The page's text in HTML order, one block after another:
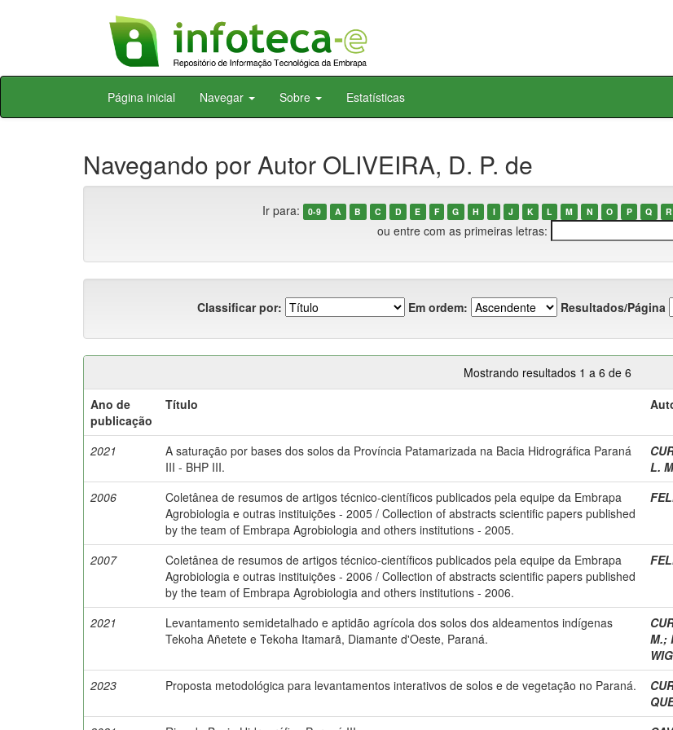
Skip
Página inicial Navegar Sobre Estatísticas
Navegando por Autor OLIVEIRA, D. P. de
Ir para: 0-9 A B C D E F G H I J K L M N O P Q R
ou entre com as primeiras letras:
Classificar por: Em ordem: Resultados/Página
Mostrando resultados 1 a 6 de 6
Ano de
publicação
Título
2021
A saturação por bases dos solos da Província Patamarizada na Bacia Hidrográfica Paraná
III - BHP III.
L.
2006
Coletânea de resumos de artigos técnico-científicos publicados pela equipe da Embrapa
Agrobiologia e outras instituições - 2005 / Collection of abstracts scientific papers published
by the team of Embrapa Agrobiologia and others institutions - 2005.
2007
Coletânea de resumos de artigos técnico-científicos publicados pela equipe da Embrapa
Agrobiologia e outras instituições - 2006 / Collection of abstracts scientific papers published
by the team of Embrapa Agrobiologia and others institutions - 2006.
2021
Levantamento semidetalhado e aptidão agrícola dos solos dos aldeamentos indígenas
Tekoha Añetete e Tekoha Itamarã, Diamante d'Oeste, Paraná.
M.;
2023
Proposta metodológica para levantamentos interativos de solos e de vegetação no Paraná.